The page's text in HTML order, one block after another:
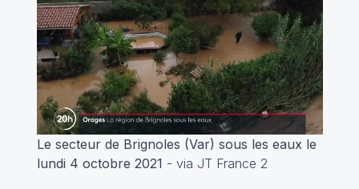
Le secteur de Brignoles (Var) sous les eaux le
lundi 4 octobre 2021 - via JT France 2